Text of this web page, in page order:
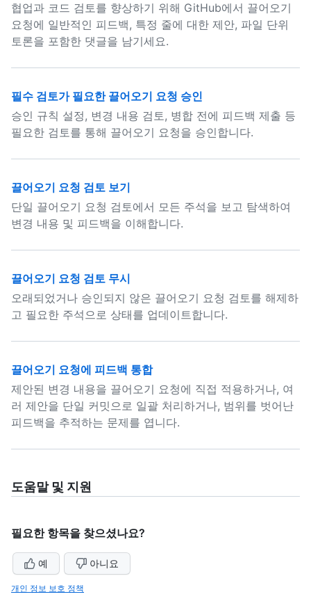
협업과 코드 검토를 향상하기 위해 GitHub에서 끌어오기
요청에 일반적인 피드백, 특정 줄에 대한 제안, 파일 단위
토론을 포함한 댓글을 남기세요.
필수 검토가 필요한 끌어오기 요청 승인
승인 규칙 설정, 변경 내용 검토, 병합 전에 피드백 제출 등
필요한 검토를 통해 끌어오기 요청을 승인합니다.
끌어오기 요청 검토 보기
단일 끌어오기 요청 검토에서 모든 주석을 보고 탐색하여
변경 내용 및 피드백을 이해합니다.
끌어오기 요청 검토 무시
오래되었거나 승인되지 않은 끌어오기 요청 검토를 해제하
고 필요한 주석으로 상태를 업데이트합니다.
끌어오기 요청에 피드백 통합
제안된 변경 내용을 끌어오기 요청에 직접 적용하거나, 여
러 제안을 단일 커밋으로 일괄 처리하거나, 범위를 벗어난
피드백을 추적하는 문제를 엽니다.
도움말 및 지원
필요한 항목을 찾으셨나요?
예 아니요
개인 정보 보호 정책